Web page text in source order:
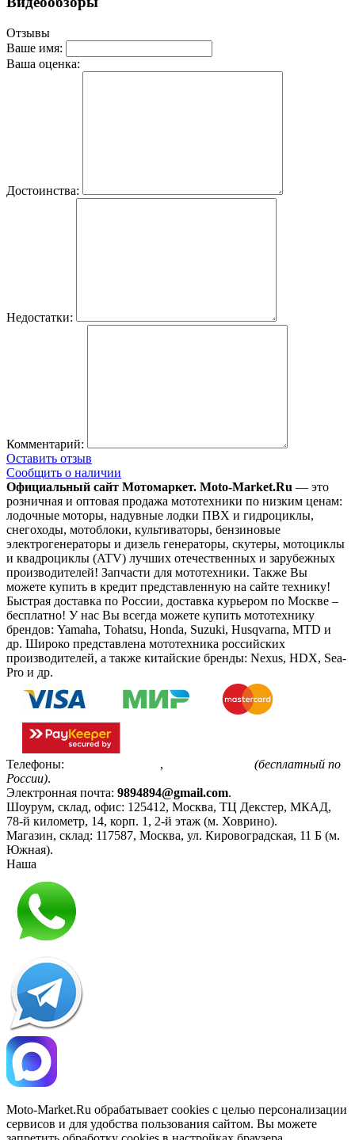
Отзывы
Ваше имя:
Ваша оценка:
Достоинства:
Недостатки:
Комментарий:
Оставить отзыв
Сообщить о наличии
Официальный сайт Мотомаркет. Moto-Market.Ru — это
розничная и оптовая продажа мототехники по низким ценам:
лодочные моторы, надувные лодки ПВХ и гидроциклы,
снегоходы, мотоблоки, культиваторы, бензиновые
электрогенераторы и дизель генераторы, скутеры, мотоциклы
и квадроциклы (ATV) лучших отечественных и зарубежных
производителей! Запчасти для мототехники. Также Вы
можете купить в кредит представленную на сайте технику!
Быстрая доставка по России, доставка курьером по Москве –
бесплатно! У нас Вы всегда можете купить мототехнику
брендов: Yamaha, Tohatsu, Honda, Suzuki, Husqvarna, MTD и
др. Широко представлена мототехника российских
производителей, а также китайские бренды: Nexus, HDX, Sea-
Pro и др.
Телефоны: ,
(бесплатный по
России).
Электронная почта: 9894894@gmail.com.
Шоурум, склад, офис: 125412, Москва, ТЦ Декстер, МКАД,
78-й километр, 14, корп. 1, 2-й этаж (м. Ховрино).
Магазин, склад: 117587, Москва, ул. Кировоградская, 11 Б (м.
Южная).
Наша
Moto-Market.Ru обрабатывает сookies с целью персонализации
сервисов и для удобства пользования сайтом. Вы можете